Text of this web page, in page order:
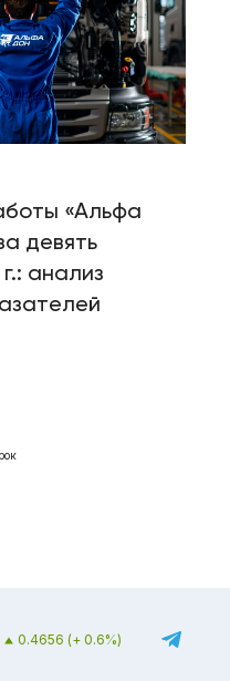
«Альфа
девять
анализ
0.4656 (+ 0.6%)